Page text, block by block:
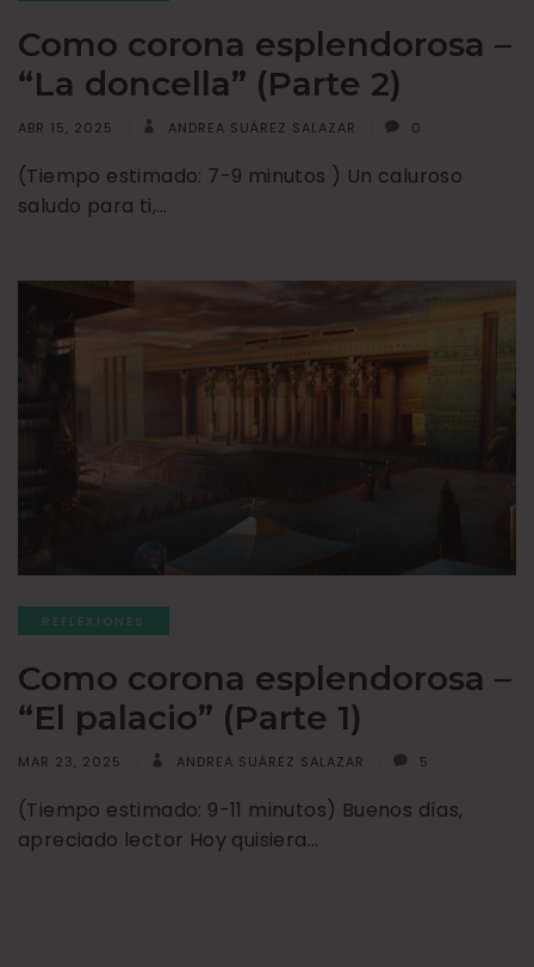
Como corona esplendorosa –
“La doncella” (Parte 2)
ABR 15, 2025 ANDREA SUÁREZ SALAZAR 0
(Tiempo estimado: 7-9 minutos ) Un caluroso
saludo para ti,…
REFLEXIONES
Como corona esplendorosa –
“El palacio” (Parte 1)
MAR 23, 2025 ANDREA SUÁREZ SALAZAR 5
(Tiempo estimado: 9-11 minutos) Buenos días,
apreciado lector Hoy quisiera…